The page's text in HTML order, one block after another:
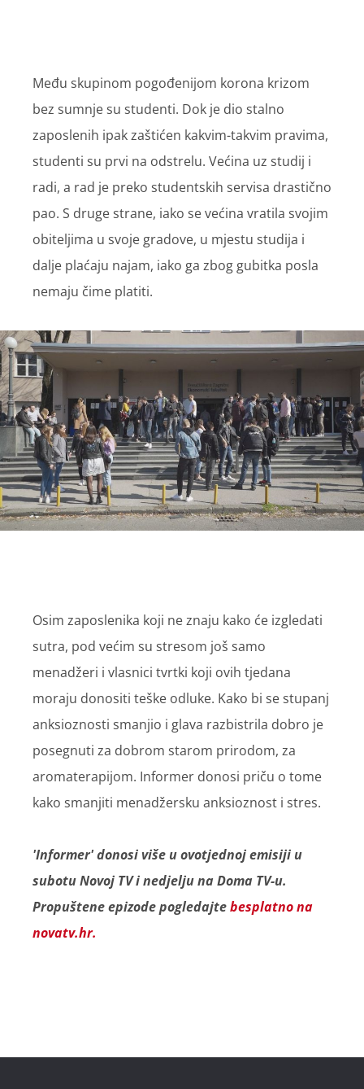
Među skupinom pogođenijom korona krizom
bez sumnje su studenti. Dok je dio stalno
zaposlenih ipak zaštićen kakvim-takvim pravima,
studenti su prvi na odstrelu. Većina uz studij i
radi, a rad je preko studentskih servisa drastično
pao. S druge strane, iako se većina vratila svojim
obiteljima u svoje gradove, u mjestu studija i
dalje plaćaju najam, iako ga zbog gubitka posla
nemaju čime platiti.
Osim zaposlenika koji ne znaju kako će izgledati
sutra, pod većim su stresom još samo
menadžeri i vlasnici tvrtki koji ovih tjedana
moraju donositi teške odluke. Kako bi se stupanj
anksioznosti smanjio i glava razbistrila dobro je
posegnuti za dobrom starom prirodom, za
aromaterapijom. Informer donosi priču o tome
kako smanjiti menadžersku anksioznost i stres.
'Informer' donosi više u ovotjednoj emisiji u
subotu Novoj TV i nedjelju na Doma TV-u.
Propuštene epizode pogledajtebesplatno na
novatv.hr.